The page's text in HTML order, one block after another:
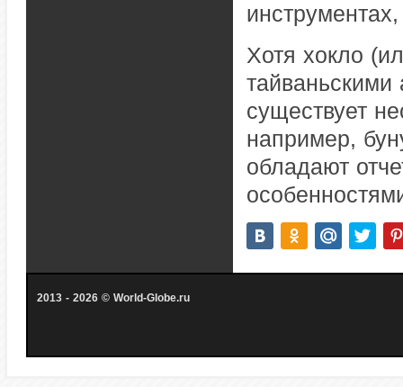
Хотя хокло
тайваньскими
существует
например,
обладают
2013 - 2026 © World-Globe.ru